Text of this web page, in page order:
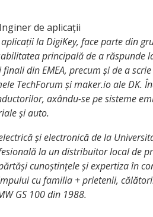
de aplicații
la DigiKey, face parte din
principală de a răspunde
din EMEA, precum și de a
TechForum și maker.io ale DK.
axându-se pe sisteme
și auto.
și electronică de la
la un distribuitor local de
cunoștințele și expertiza în
cu familia + prietenii,
GS 100 din 1988.